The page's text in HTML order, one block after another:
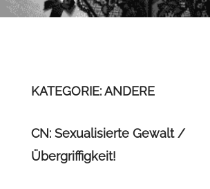
KATEGORIE: ANDERE
CN: Sexualisierte Gewalt /
Übergriffigkeit!